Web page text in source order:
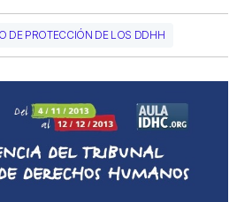
DE PROTECCIÓN DE LOS DDHH